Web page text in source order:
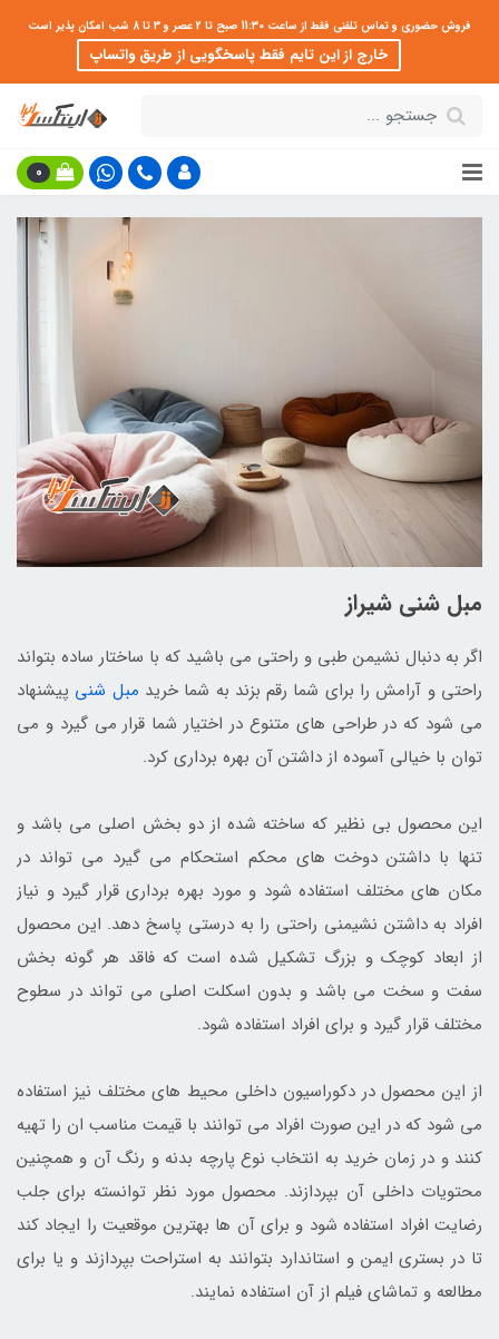
فروش حضوری و تماس تلفنی فقط از ساعت 11:30 صبح تا 2 عصر و 3 تا 8 شب امکان پذیر است
خارج از این تایم فقط پاسخگویی از طریق واتساپ
0
مبل شنی شیراز
اگر به دنبال نشیمن طبی و راحتی می باشید که با ساختار ساده بتواند
راحتی و آرامش را برای شما رقم بزند به شما خرید مبل شنی پیشنهاد
می شود که در طراحی های متنوع در اختیار شما قرار می گیرد و می
توان با خیالی آسوده از داشتن آن بهره برداری کرد.
این محصول بی نظیر که ساخته شده از دو بخش اصلی می باشد و
تنها با داشتن دوخت های محکم استحکام می گیرد می تواند در
مکان های مختلف استفاده شود و مورد بهره برداری قرار گیرد و نیاز
افراد به داشتن نشیمنی راحتی را به درستی پاسخ دهد. این محصول
از ابعاد کوچک و بزرگ تشکیل شده است که فاقد هر گونه بخش
سفت و سخت می باشد و بدون اسکلت اصلی می تواند در سطوح
مختلف قرار گیرد و برای افراد استفاده شود.
از این محصول در دکوراسیون داخلی محیط های مختلف نیز استفاده
می شود که در این صورت افراد می توانند با قیمت مناسب ان را تهیه
کنند و در زمان خرید به انتخاب نوع پارچه بدنه و رنگ آن و همچنین
محتویات داخلی آن بپردازند. محصول مورد نظر توانسته برای جلب
رضایت افراد استفاده شود و برای آن ها بهترین موقعیت را ایجاد کند
تا در بستری ایمن و استاندارد بتوانند به استراحت بپردازند و یا برای
مطالعه و تماشای فیلم از آن استفاده نمایند.